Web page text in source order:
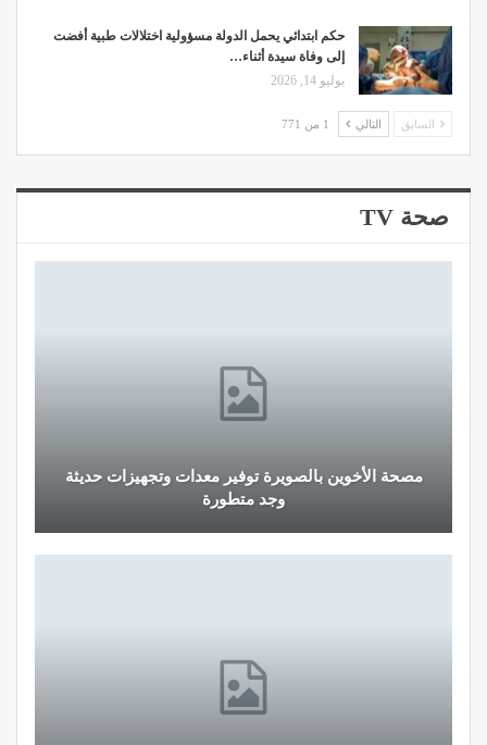
حكم ابتدائي يحمل الدولة مسؤولية اختلالات طبية أفضت
إلى وفاة سيدة أثناء…
يوليو 14, 2026
السابق التالي 1 من 771
صحة TV
مصحة الأخوين بالصويرة توفير معدات وتجهيزات حديثة
وجد متطورة